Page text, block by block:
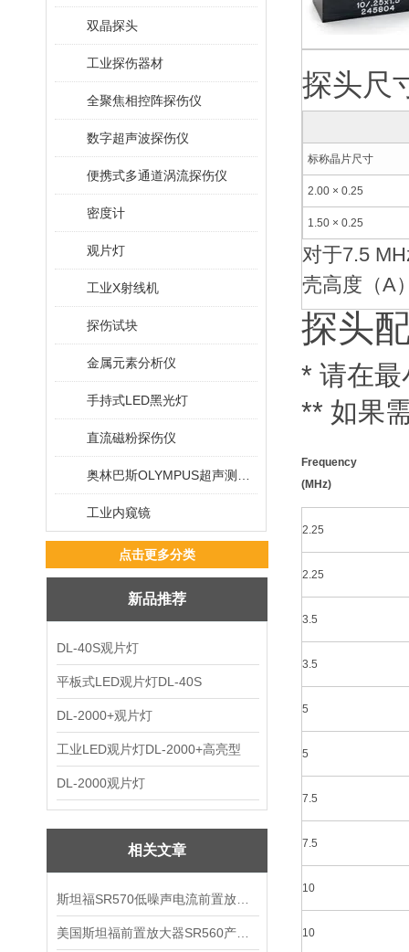
双晶探头
工业探伤器材
全聚焦相控阵探伤仪
数字超声波探伤仪
便携式多通道涡流探伤仪
密度计
观片灯
工业X射线机
探伤试块
金属元素分析仪
手持式LED黑光灯
直流磁粉探伤仪
工业内窥镜
点击更多分类
新品推荐
DL-40S观片灯
平板式LED观片灯DL-40S
DL-2000+观片灯
工业LED观片灯DL-2000+高亮型
DL-2000观片灯
相关文章
探头尺
标称晶片尺寸
2.00 × 0.25
1.50 × 0.25
对于7.5
壳高度（A
探头
* 请在
** 如果
Frequency
(MHz)
2.25
2.25
3.5
3.5
5
5
7.5
7.5
10
10